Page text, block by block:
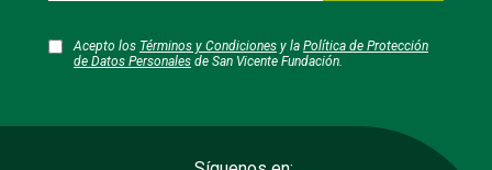
Acepto los Términos y Condiciones y la Política de Protección
de Datos Personales de San Vicente Fundación.